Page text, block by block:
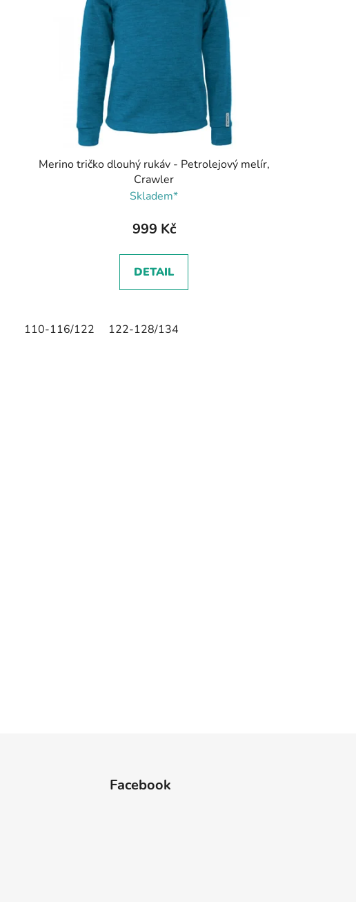
Merino tričko dlouhý rukáv - Petrolejový melír,
Crawler
Skladem*
999 Kč
DETAIL
110-116/122 122-128/134
Facebook